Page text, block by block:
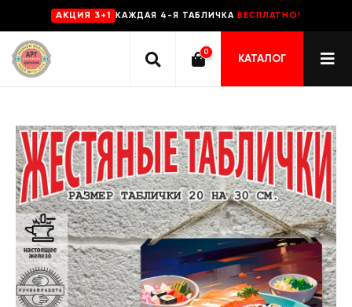
AKЦИЯ 3+1 КАЖДАЯ 4-Я ТАБЛИЧКА БЕСПЛАТНО!
0
КАТАЛОГ